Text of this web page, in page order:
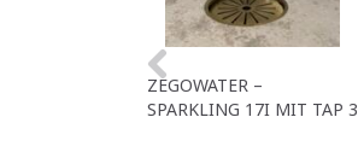
ZEGOWATER –
SPARKLING 17I MIT TAP 3